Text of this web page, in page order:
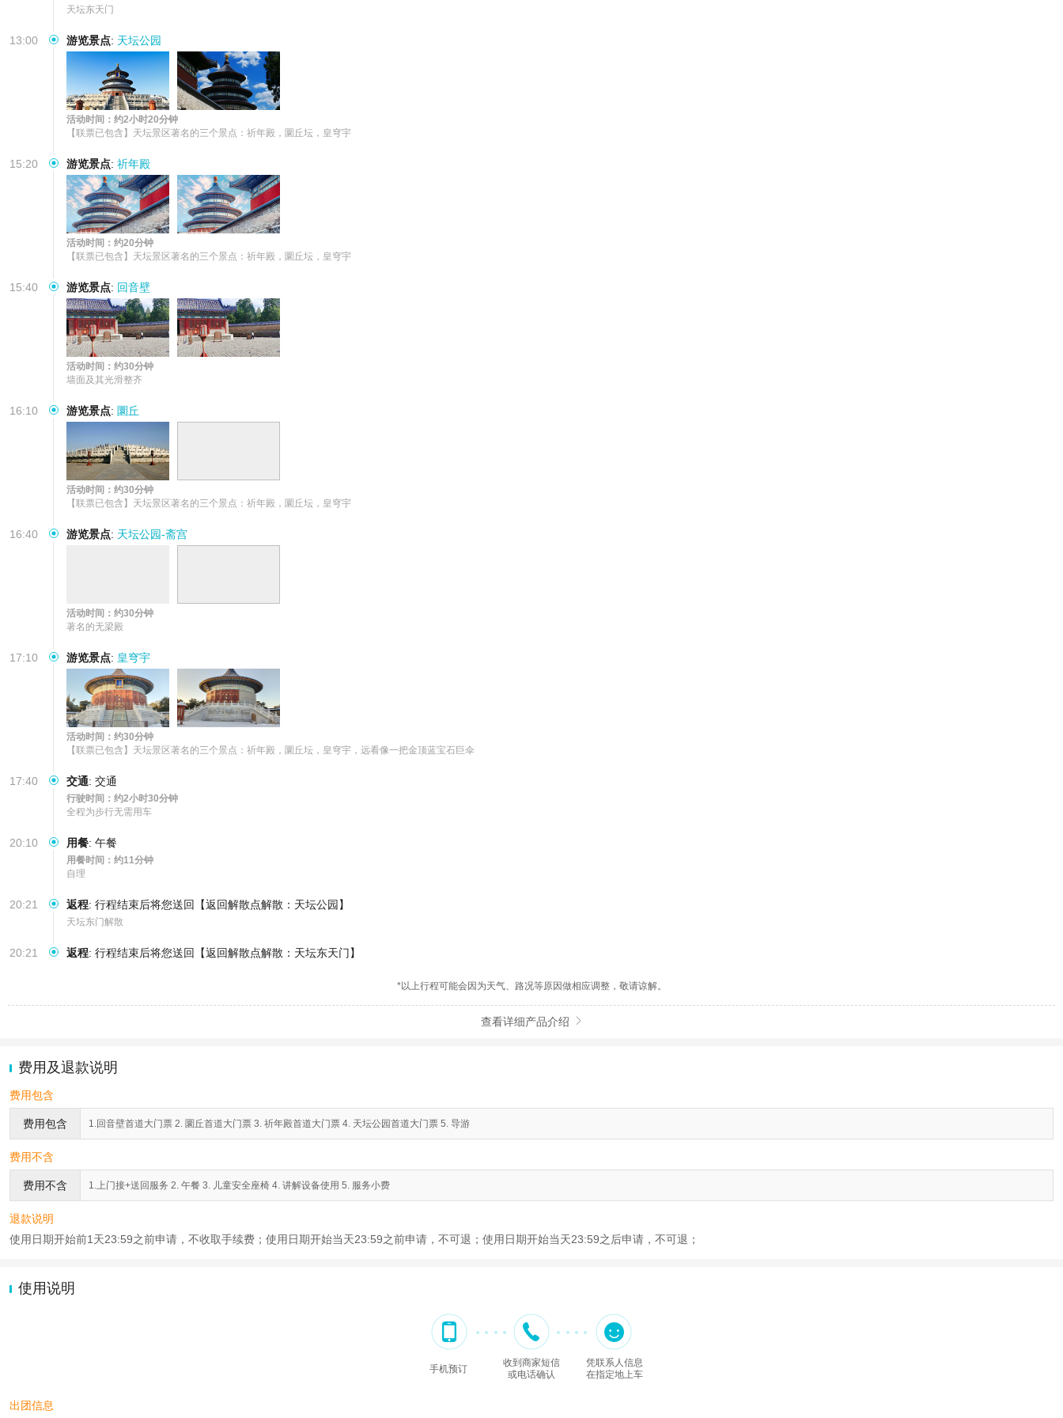
天坛东天门
13:00 游览景点: 天坛公园
活动时间：约2小时20分钟
【联票已包含】天坛景区著名的三个景点：祈年殿，圜丘坛，皇穹宇
15:20 游览景点: 祈年殿
活动时间：约20分钟
【联票已包含】天坛景区著名的三个景点：祈年殿，圜丘坛，皇穹宇
15:40 游览景点: 回音壁
活动时间：约30分钟
墙面及其光滑整齐
16:10 游览景点: 圜丘
活动时间：约30分钟
【联票已包含】天坛景区著名的三个景点：祈年殿，圜丘坛，皇穹宇
16:40 游览景点: 天坛公园-斋宫
活动时间：约30分钟
著名的无梁殿
17:10 游览景点: 皇穹宇
活动时间：约30分钟
【联票已包含】天坛景区著名的三个景点：祈年殿，圜丘坛，皇穹宇，远看像一把金顶蓝宝石巨伞
17:40 交通: 交通
行驶时间：约2小时30分钟
全程为步行无需用车
20:10 用餐: 午餐
用餐时间：约11分钟
自理
20:21 返程: 行程结束后将您送回【返回解散点解散：天坛公园】
天坛东门解散
20:21 返程: 行程结束后将您送回【返回解散点解散：天坛东天门】
*以上行程可能会因为天气、路况等原因做相应调整，敬请谅解。
查看详细产品介绍 
费用及退款说明
费用包含
费用包含 1.回音壁首道大门票 2. 圜丘首道大门票 3. 祈年殿首道大门票 4. 天坛公园首道大门票 5. 导游
费用不含
费用不含 1.上门接+送回服务 2. 午餐 3. 儿童安全座椅 4. 讲解设备使用 5. 服务小费
退款说明
使用日期开始前1天23:59之前申请，不收取手续费；使用日期开始当天23:59之前申请，不可退；使用日期开始当天23:59之后申请，不可退；
使用说明
手机预订
收到商家短信
或电话确认
凭联系人信息
在指定地上车
出团信息